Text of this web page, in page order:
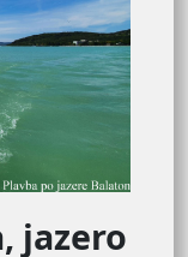
jazero